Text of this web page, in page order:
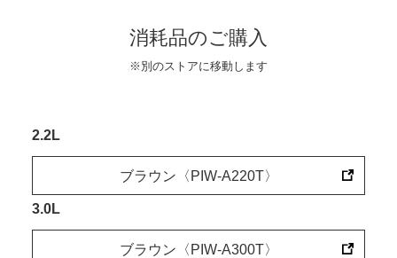
消耗品のご購入
※別のストアに移動します
2.2L
ブラウン〈PIW-A220T〉
3.0L
ブラウン〈PIW-A300T〉